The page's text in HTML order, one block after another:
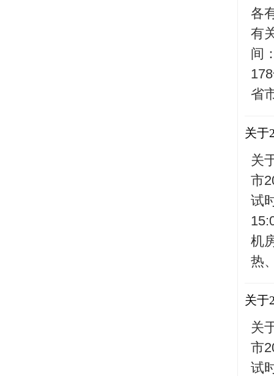
各
有
间
省
关于
关
市
试
机
热
关于
关
市
试